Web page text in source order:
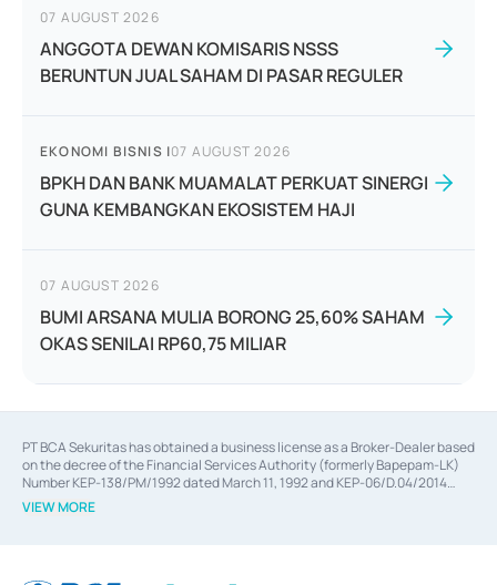
07 AUGUST 2026
ANGGOTA DEWAN KOMISARIS NSSS
BERUNTUN JUAL SAHAM DI PASAR REGULER
EKONOMI BISNIS |07 AUGUST 2026
BPKH DAN BANK MUAMALAT PERKUAT SINERGI
GUNA KEMBANGKAN EKOSISTEM HAJI
07 AUGUST 2026
BUMI ARSANA MULIA BORONG 25,60% SAHAM
OKAS SENILAI RP60,75 MILIAR
PT BCA Sekuritas has obtained a business license as a Broker-Dealer based
on the decree of the Financial Services Authority (formerly Bapepam-LK)
Number KEP-138/PM/1992 dated March 11, 1992 and KEP-06/D.04/2014
dated February 28, 2014, a business license as an Underwriter based on the
decree of the Financial Services Authority Number KEP-12/PM/PEE/1997
VIEW MORE